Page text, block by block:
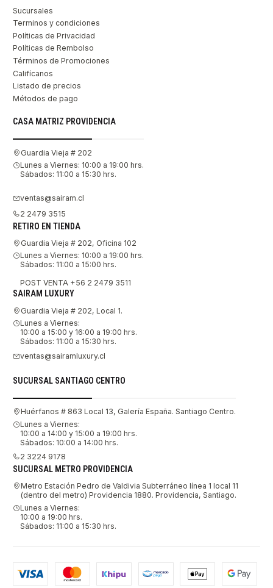
Sucursales
Terminos y condiciones
Políticas de Privacidad
Políticas de Rembolso
Términos de Promociones
Califícanos
Listado de precios
Métodos de pago
CASA MATRIZ PROVIDENCIA
Guardia Vieja # 202
Lunes a Viernes: 10:00 a 19:00 hrs.
Sábados: 11:00 a 15:30 hrs.
ventas@sairam.cl
2 2479 3515
RETIRO EN TIENDA
Guardia Vieja # 202, Oficina 102
Lunes a Viernes: 10:00 a 19:00 hrs.
Sábados: 11:00 a 15:00 hrs.
POST VENTA +56 2 2479 3511
SAIRAM LUXURY
Guardia Vieja # 202, Local 1.
Lunes a Viernes:
10:00 a 15:00 y 16:00 a 19:00 hrs.
Sábados: 11:00 a 15:30 hrs.
ventas@sairamluxury.cl
SUCURSAL SANTIAGO CENTRO
Huérfanos # 863 Local 13, Galería España. Santiago Centro.
Lunes a Viernes:
10:00 a 14:00 y 15:00 a 19:00 hrs.
Sábados: 10:00 a 14:00 hrs.
2 3224 9178
SUCURSAL METRO PROVIDENCIA
Metro Estación Pedro de Valdivia Subterráneo línea 1 local 11
(dentro del metro) Providencia 1880. Providencia, Santiago.
Lunes a Viernes:
10:00 a 19:00 hrs.
Sábados: 11:00 a 15:30 hrs.